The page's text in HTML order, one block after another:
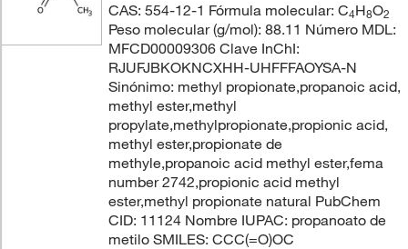
CAS: 554-12-1 Fórmula molecular: C4H8O2
Peso molecular (g/mol): 88.11 Número MDL:
MFCD00009306 Clave InChI:
RJUFJBKOKNCXHH-UHFFFAOYSA-N
Sinónimo: methyl propionate,propanoic acid,
methyl ester,methyl
propylate,methylpropionate,propionic acid,
methyl ester,propionate de
methyle,propanoic acid methyl ester,fema
number 2742,propionic acid methyl
ester,methyl propionate natural PubChem
CID: 11124 Nombre IUPAC: propanoato de
metilo SMILES: CCC(=O)OC